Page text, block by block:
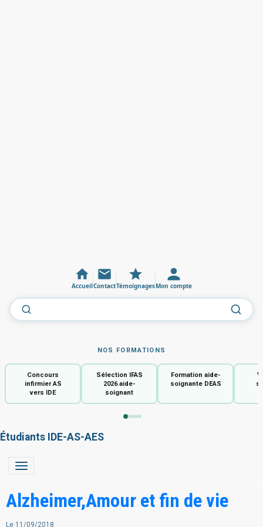
AccueilContactTémoignagesMon compte
NOS FORMATIONS
Concours
infirmier AS
vers IDE
Sélection IFAS
2026 aide-
soignant
Formation aide-
soignante DEAS
Étudiants IDE-AS-AES
Alzheimer,Amour et fin de vie
Le 11/09/2018